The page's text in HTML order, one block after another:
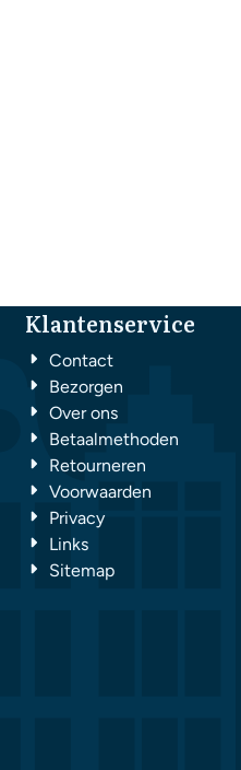
Klantenservice
Contact
Bezorgen
Over ons
Betaalmethoden
Retourneren
Voorwaarden
Privacy
Links
Sitemap